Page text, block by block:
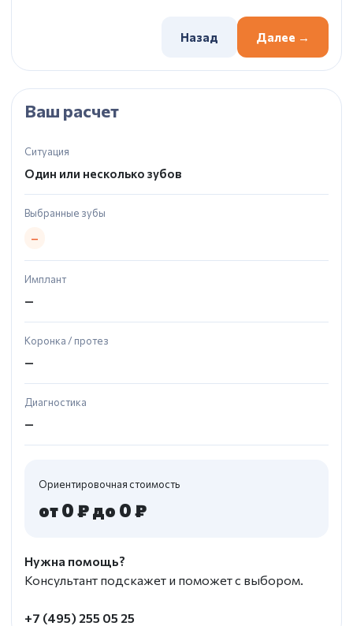
Назад Далее →
Ваш расчет
Ситуация
Один или несколько зубов
Выбранные зубы
—
Имплант
—
Коронка / протез
—
Диагностика
—
Ориентировочная стоимость
от 0 ₽ до 0 ₽
Нужна помощь?
Консультант подскажет и поможет с выбором.
+7 (495) 255 05 25